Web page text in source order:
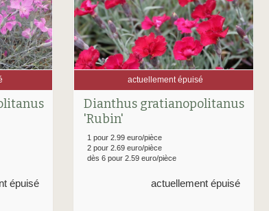
épuisé
actuellement épuisé
Dianthus gratianopolitanus
'Rubin'
1 pour 2.99 euro/pièce
2 pour 2.69 euro/pièce
dès 6 pour 2.59 euro/pièce
actuellement épuisé